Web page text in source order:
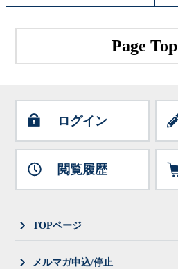
Page Top
ログイン
閲覧履歴
TOPページ
メルマガ申込/停止